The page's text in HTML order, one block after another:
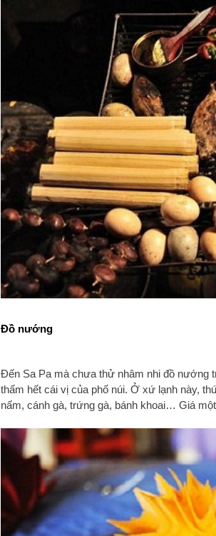
Đồ nướng
Đến Sa Pa mà chưa thử nhâm nhi đồ nướng
thấm hết cái vị của phố núi. Ở xứ lạnh này,
nấm, cánh gà, trứng gà, bánh khoai… Giá